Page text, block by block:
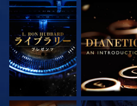
シリーズを探求 シリーズを探求